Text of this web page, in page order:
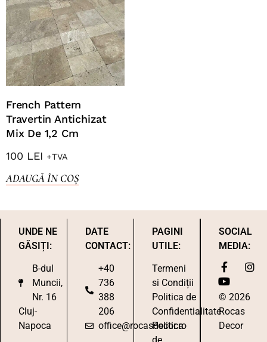
French Pattern
Travertin Antichizat
Mix De 1,2 Cm
100 LEI +TVA
ADAUGĂ ÎN COȘ
UNDE NE
GĂSIȚI:
B-dul
Muncii,
Nr. 16
Cluj-
Napoca
DATE
CONTACT:
+40
736
388
206
office@rocasdecor.ro
PAGINI
UTILE:
Termeni
si Condiții
Politica de
Confidentialitate
Politica
SOCIAL
MEDIA:
© 2026
Rocas
Decor